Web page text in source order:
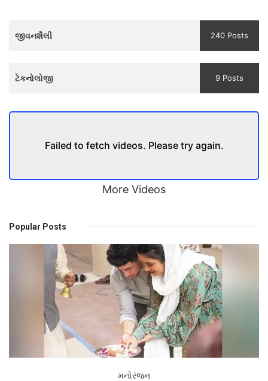
Teaser
જીવનશૈલી 240 Posts
ટેકનોલોજી 9 Posts
Failed to fetch videos. Please try again.
More Videos
Popular Posts
મનોરંજન